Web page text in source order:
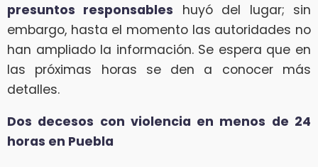
presuntos responsables huyó del lugar; sin
embargo, hasta el momento las autoridades no
han ampliado la información. Se espera que en
las próximas horas se den a conocer más
detalles.
Dos decesos con violencia en menos de 24
horas en Puebla